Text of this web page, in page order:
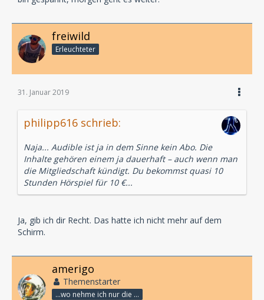
freiwild
Erleuchteter
31. Januar 2019
philipp616 schrieb:
Naja... Audible ist ja in dem Sinne kein Abo. Die
Inhalte gehören einem ja dauerhaft – auch wenn man
die Mitgliedschaft kündigt. Du bekommst quasi 10
Stunden Hörspiel für 10 €...
Ja, gib ich dir Recht. Das hatte ich nicht mehr auf dem
Schirm.
amerigo
Themenstarter
...wo nehme ich nur die Zeit her, so vieles nicht zu hören?